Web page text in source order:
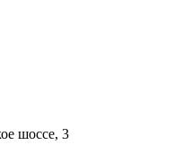
шоссе, 3